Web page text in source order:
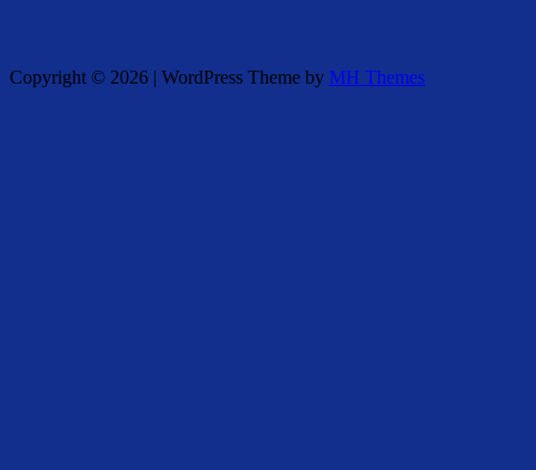
Copyright © 2026 | WordPress Theme by MH Themes